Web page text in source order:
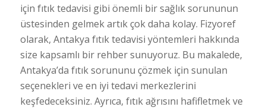
için fıtık tedavisi gibi önemli bir sağlık sorununun
üstesinden gelmek artık çok daha kolay. Fizyoref
olarak, Antakya fıtık tedavisi yöntemleri hakkında
size kapsamlı bir rehber sunuyoruz. Bu makalede,
Antakya’da fıtık sorununu çözmek için sunulan
seçenekleri ve en iyi tedavi merkezlerini
keşfedeceksiniz. Ayrıca, fıtık ağrısını hafifletmek ve